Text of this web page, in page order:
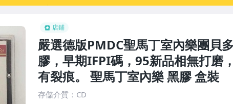
店鋪
嚴選德版PMDC聖馬丁室內樂團貝
膠，早期IFPI碼，95新品相無打磨
有裂痕。 聖馬丁室內樂 黑膠 盒裝
存儲介質：CD